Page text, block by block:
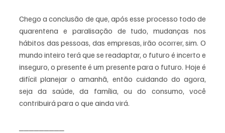
Chego a conclusão de que, após esse processo todo de
quarentena e paralisação de tudo, mudanças nos
hábitos das pessoas, das empresas, irão ocorrer, sim. O
mundo inteiro terá que se readaptar, o futuro é incerto e
inseguro, o presente é um presente para o futuro. Hoje é
difícil planejar o amanhã, então cuidando do agora,
seja da saúde, da família, ou do consumo, você
contribuirá para o que ainda virá.